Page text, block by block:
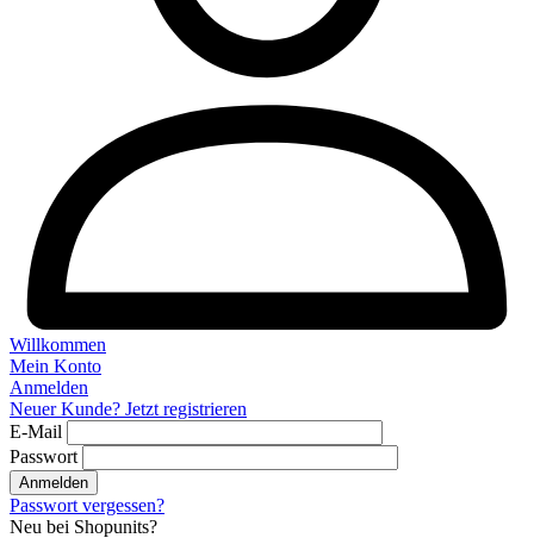
Willkommen
Mein Konto
Anmelden
Neuer Kunde? Jetzt registrieren
E-Mail
Passwort
Anmelden
Passwort vergessen?
Neu bei Shopunits?